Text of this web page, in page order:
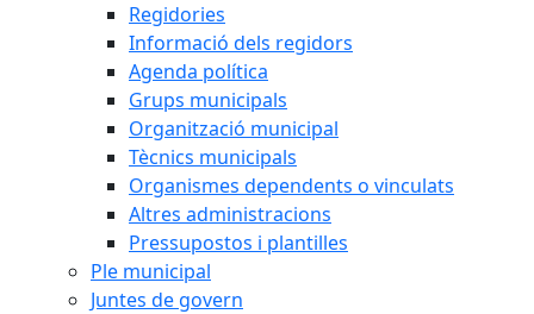
Regidories
Informació dels regidors
Agenda política
Grups municipals
Organització municipal
Tècnics municipals
Organismes dependents o vinculats
Altres administracions
Pressupostos i plantilles
Ple municipal
Juntes de govern